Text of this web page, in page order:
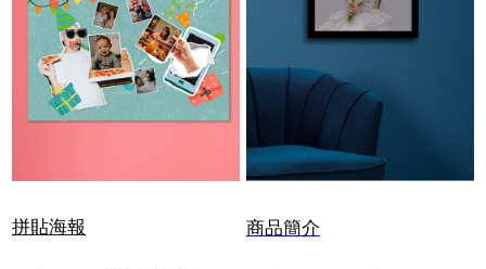
拼貼海報 商品簡介